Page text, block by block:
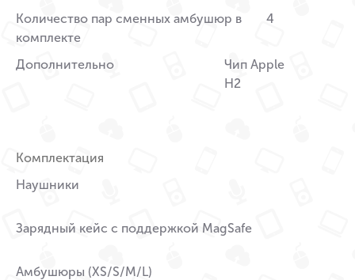
Количество пар сменных амбушюр в
комплекте
4
Дополнительно
Чип Apple
H2
Комплектация
Наушники
Зарядный кейс с поддержкой MagSafe
Амбушюры (XS/S/M/L)